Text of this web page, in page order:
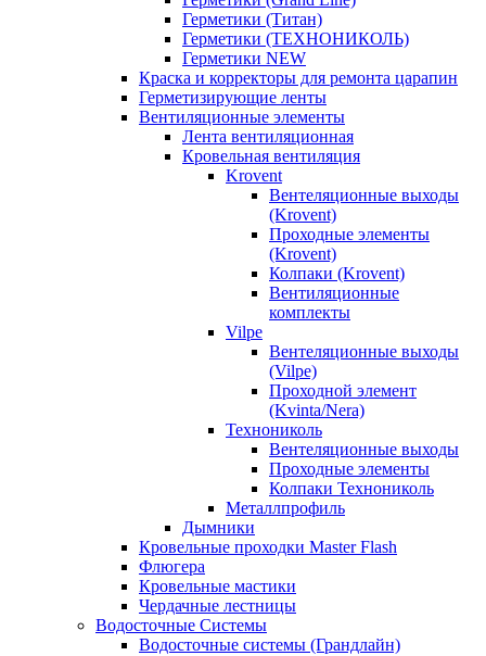
Герметики (Титан)
Герметики (ТЕХНОНИКОЛЬ)
Герметики NEW
Краска и корректоры для ремонта царапин
Герметизирующие ленты
Вентиляционные элементы
Лента вентиляционная
Кровельная вентиляция
Krovent
Вентеляционные выходы
(Krovent)
Проходные элементы
(Krovent)
Колпаки (Krovent)
Вентиляционные
комплекты
Vilpe
Вентеляционные выходы
(Vilpe)
Проходной элемент
(Kvinta/Nera)
Технониколь
Вентеляционные выходы
Проходные элементы
Колпаки Технониколь
Металлпрофиль
Дымники
Кровельные проходки Master Flash
Флюгера
Кровельные мастики
Чердачные лестницы
Водосточные Системы
Водосточные системы (Грандлайн)